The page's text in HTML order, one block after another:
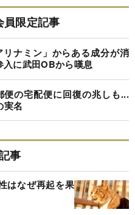
員限定記事
ナミン」からある成分が消
に武田OBから嘆息
の宅配便に回復の兆しも...
実名
事
はなぜ再起を果